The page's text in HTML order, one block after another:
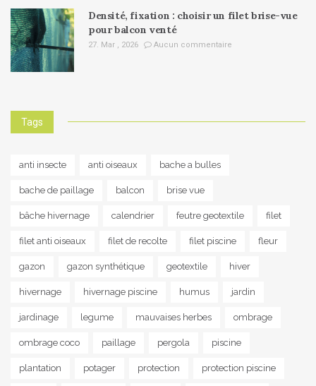
Densité, fixation : choisir un filet brise-vue
pour balcon venté
27. Mar , 2026 Aucun commentaire
Tags
anti insecte anti oiseaux bache a bulles
bache de paillage balcon brise vue
bâche hivernage calendrier feutre geotextile filet
filet anti oiseaux filet de recolte filet piscine fleur
gazon gazon synthétique geotextile hiver
hivernage hivernage piscine humus jardin
jardinage legume mauvaises herbes ombrage
ombrage coco paillage pergola piscine
plantation potager protection protection piscine